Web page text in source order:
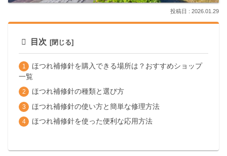
2026.01.29
目次
ほつれ補修針を購入できる場所は？おすすめショップ
一覧
ほつれ補修針の種類と選び方
ほつれ補修針の使い方と簡単な修理方法
ほつれ補修針を使った便利な応用方法